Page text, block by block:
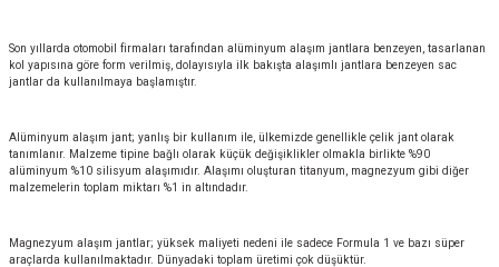
Son yıllarda otomobil firmaları tarafından alüminyum alaşım jantlara benzeyen, tasarlanan
kol yapısına göre form verilmiş, dolayısıyla ilk bakışta alaşımlı jantlara benzeyen sac
jantlar da kullanılmaya başlamıştır.
Alüminyum alaşım jant; yanlış bir kullanım ile, ülkemizde genellikle çelik jant olarak
tanımlanır. Malzeme tipine bağlı olarak küçük değişiklikler olmakla birlikte %90
alüminyum %10 silisyum alaşımıdır. Alaşımı oluşturan titanyum, magnezyum gibi diğer
malzemelerin toplam miktarı %1 in altındadır.
Magnezyum alaşım jantlar; yüksek maliyeti nedeni ile sadece Formula 1 ve bazı süper
araçlarda kullanılmaktadır. Dünyadaki toplam üretimi çok düşüktür.